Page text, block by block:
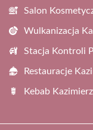
Salon
Wulkanizacja
Stacja Kontroli
Restauracje
Kebab